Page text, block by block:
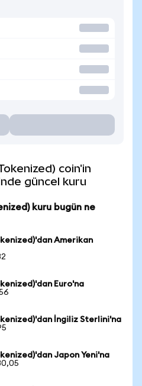
coin'in
güncel kuru
kuru bugün ne
Amerikan
Euro'na
İngiliz Sterlini'na
Japon Yeni'na